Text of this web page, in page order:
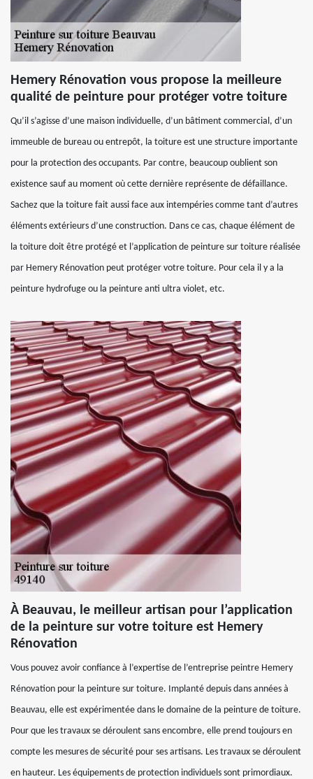
Hemery Rénovation vous propose la meilleure
qualité de peinture pour protéger votre toiture
Qu’il s’agisse d’une maison individuelle, d’un bâtiment commercial, d’un
immeuble de bureau ou entrepôt, la toiture est une structure importante
pour la protection des occupants. Par contre, beaucoup oublient son
existence sauf au moment où cette dernière représente de défaillance.
Sachez que la toiture fait aussi face aux intempéries comme tant d’autres
éléments extérieurs d’une construction. Dans ce cas, chaque élément de
la toiture doit être protégé et l’application de peinture sur toiture réalisée
par Hemery Rénovation peut protéger votre toiture. Pour cela il y a la
peinture hydrofuge ou la peinture anti ultra violet, etc.
À Beauvau, le meilleur artisan pour l’application
de la peinture sur votre toiture est Hemery
Rénovation
Vous pouvez avoir confiance à l’expertise de l’entreprise peintre Hemery
Rénovation pour la peinture sur toiture. Implanté depuis dans années à
Beauvau, elle est expérimentée dans le domaine de la peinture de toiture.
Pour que les travaux se déroulent sans encombre, elle prend toujours en
compte les mesures de sécurité pour ses artisans. Les travaux se déroulent
en hauteur. Les équipements de protection individuels sont primordiaux.